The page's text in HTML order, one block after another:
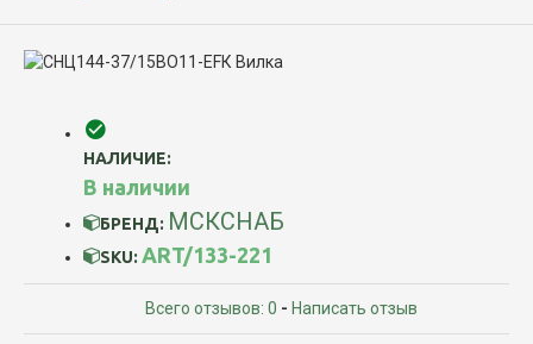
НАЛИЧИЕ:
В наличии
БРЕНД: МСКСНАБ
SKU: ART/133-221
Всего отзывов: 0 - Написать отзыв